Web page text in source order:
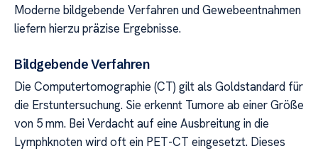
Moderne bildgebende Verfahren und Gewebeentnahmen
liefern hierzu präzise Ergebnisse.
Bildgebende Verfahren
Die Computertomographie (CT) gilt als Goldstandard für
die Erstuntersuchung. Sie erkennt Tumore ab einer Größe
von 5 mm. Bei Verdacht auf eine Ausbreitung in die
Lymphknoten wird oft ein PET-CT eingesetzt. Dieses